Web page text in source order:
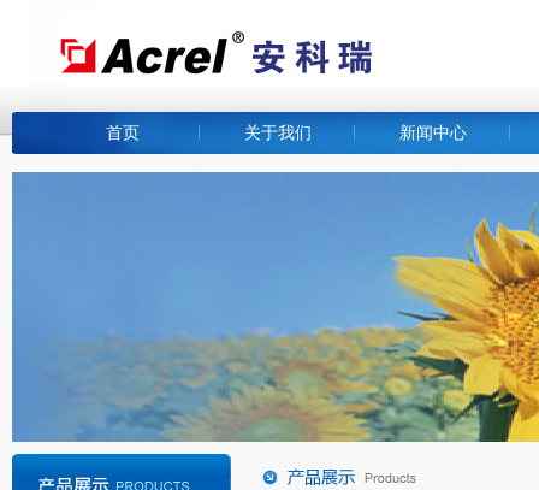
首页 关于我们 新闻中心